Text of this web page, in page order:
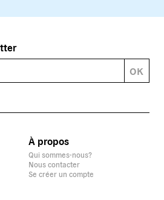
À propos
Qui sommes-nous?
Nous contacter
Se créer un compte
OK